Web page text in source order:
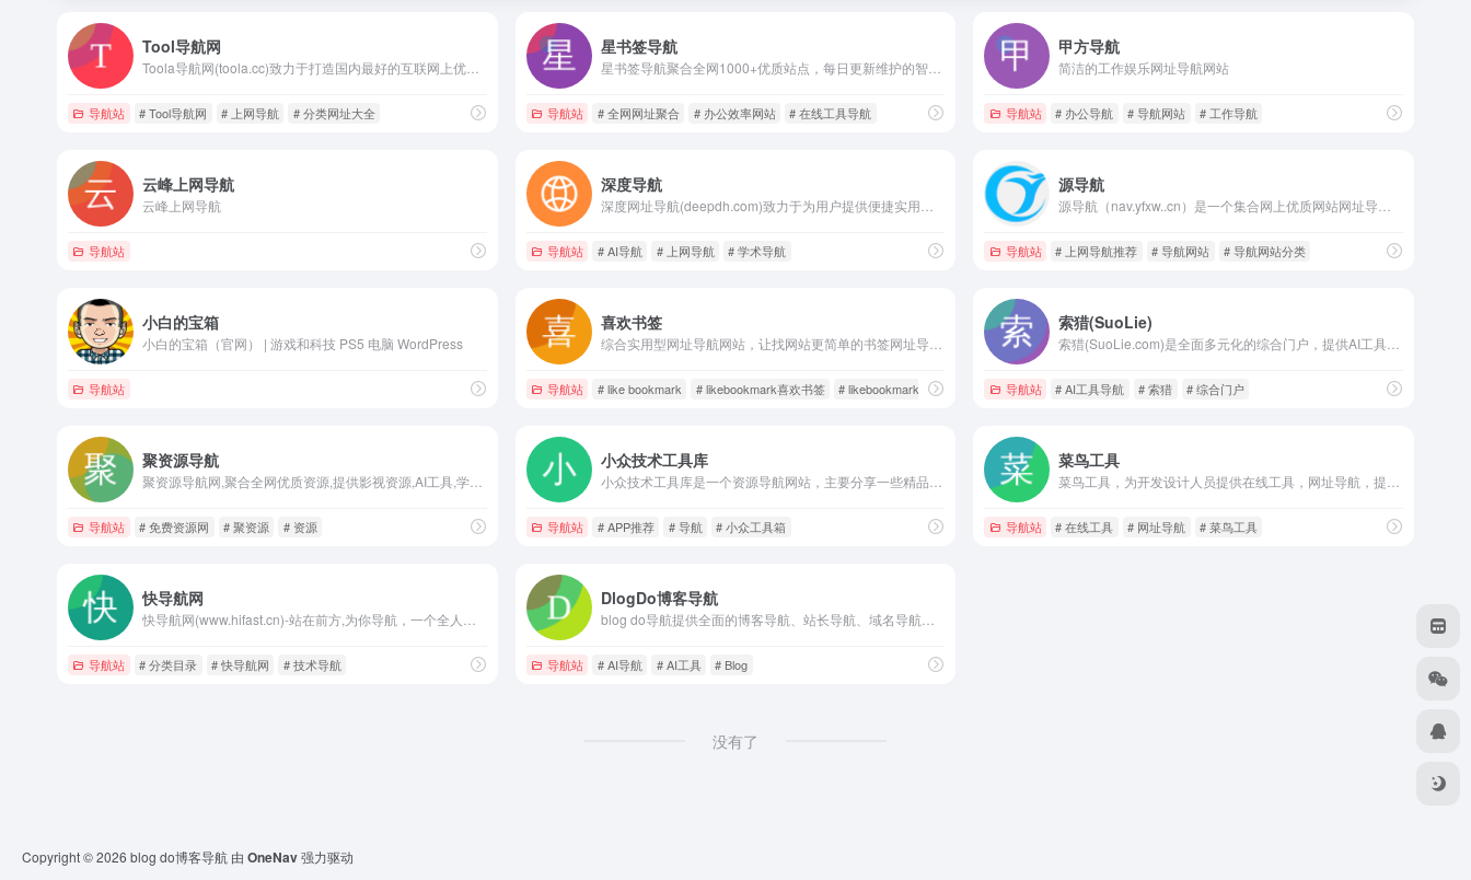
Tool导航网
导航站 # Tool导航网 # 上网导航 # 分类网址大全
星书签导航
星书签导航聚合全网1000+优质站点，每日更新维护的智能网址导航平台。精准分类影视资源、设计素材、在线工具等多个领域，提供独家资源与访问直通车，助您快速获取豆瓣高分影视/设计师必备工具/办公效率神器，点击体验高效网络导航服务！
导航站 # 全网网址聚合 # 办公效率网站 # 在线工具导航
甲方导航
简洁的工作娱乐网址导航网站
导航站 # 办公导航 # 导航网站 # 工作导航
云峰上网导航
云峰上网导航
导航站
深度导航
导航站 # AI导航 # 上网导航 # 学术导航
源导航
导航站 # 上网导航推荐 # 导航网站 # 导航网站分类
小白的宝箱
小白的宝箱（官网） | 游戏和科技 PS5 电脑 WordPress
导航站
喜欢书签
导航站 # like bookmark # likebookmark喜欢书签 # likebookmark导航
索猎(SuoLie)
导航站 # AI工具导航 # 索猎 # 综合门户
聚资源导航
导航站 # 免费资源网 # 聚资源 # 资源
小众技术工具库
导航站 # APP推荐 # 导航 # 小众工具箱
菜鸟工具
导航站 # 在线工具 # 网址导航 # 菜鸟工具
快导航网
导航站 # 分类目录 # 快导航网 # 技术导航
DlogDo博客导航
导航站 # AI导航 # AI工具 # Blog
没有了
Copyright © 2026 blog do博客导航 由 OneNav强力驱动